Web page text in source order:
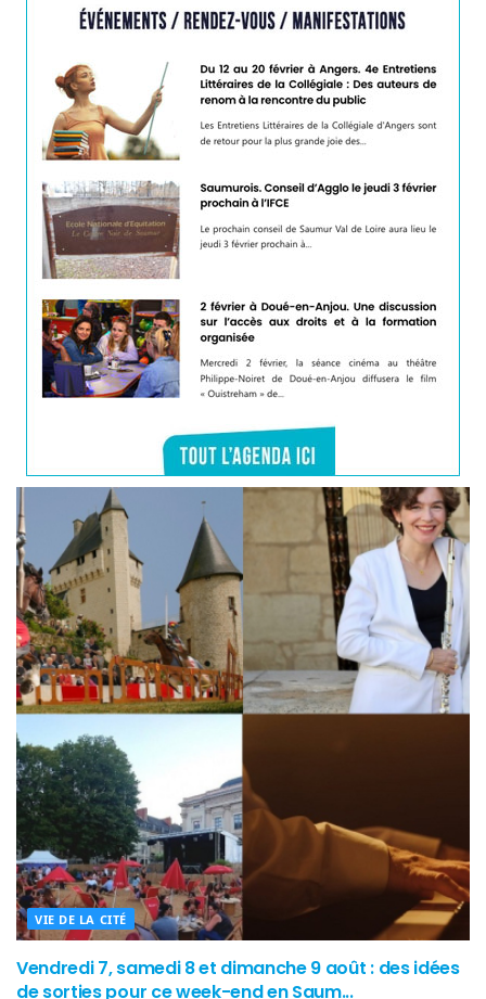
VIE DE LA CITÉ
Vendredi 7, samedi 8 et dimanche 9 août : des idées
de sorties pour ce week-end en Saum...